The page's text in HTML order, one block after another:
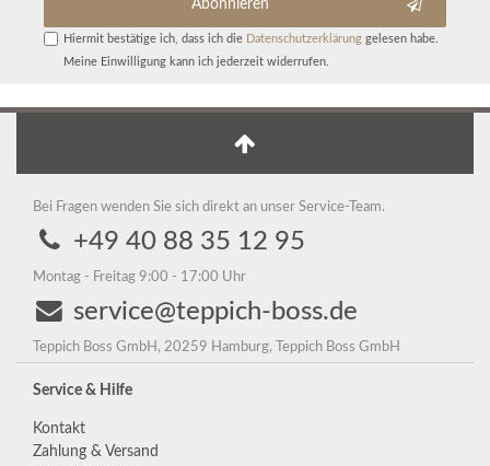
Abonnieren
Hiermit bestätige ich, dass ich die Daten­schutz­erklärunggelesen habe.
Meine Einwilligung kann ich jederzeit widerrufen.
Bei Fragen wenden Sie sich direkt an unser Service-Team.
+49 40 88 35 12 95
Montag - Freitag 9:00 - 17:00 Uhr
service@teppich-boss.de
Teppich Boss GmbH, 20259 Hamburg, Teppich Boss GmbH
Service & Hilfe
Kontakt
Zahlung & Versand